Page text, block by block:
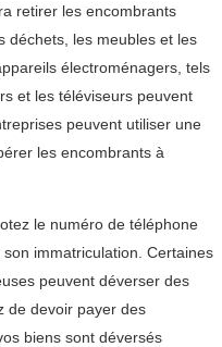
retirer les encombrants
déchets, les meubles et les
électroménagers, tels
et les téléviseurs peuvent
peuvent utiliser une
les encombrants à
le numéro de téléphone
immatriculation. Certaines
peuvent déverser des
de devoir payer des
biens sont déversés